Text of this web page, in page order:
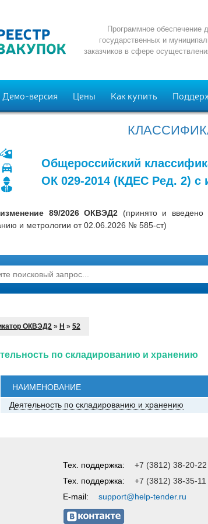
Программное обеспечение
государственных и
заказчиков в сфере
Демо-версия Цены Как купить
Общероссийский
ОК 029-2014 (КДЕС Ред. 2)
изменение 89/2026 ОКВЭД2 (принято и введено
и метрологии от 02.06.2026 № 585-ст)
ОКВЭД2 » H » 52
по складированию и хранению
НАИМЕНОВАНИЕ
Деятельность по складированию и хранению
Тех. поддержка:
+7 (3812) 38-20-
Тех. поддержка:
+7 (3812) 38-35-11
E-mail:
support@help-tender.ru